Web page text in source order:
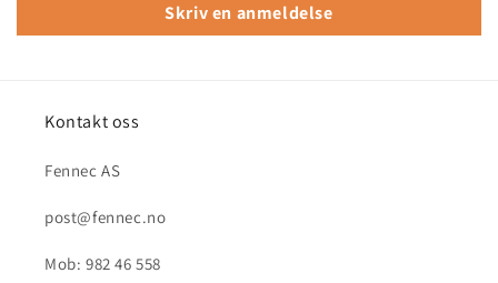
Skriv en anmeldelse
Kontakt oss
Fennec AS
post@fennec.no
Mob: 982 46 558